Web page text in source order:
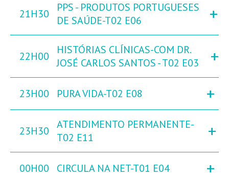
21H30
PPS - PRODUTOS PORTUGUESES
DE SAÚDE-T02 E06
+
22H00
HISTÓRIAS CLÍNICAS-COM DR.
JOSÉ CARLOS SANTOS - T02 E03
+
23H00 PURA VIDA-T02 E08 +
23H30
ATENDIMENTO PERMANENTE-
T02 E11
+
00H00 CIRCULA NA NET-T01 E04 +